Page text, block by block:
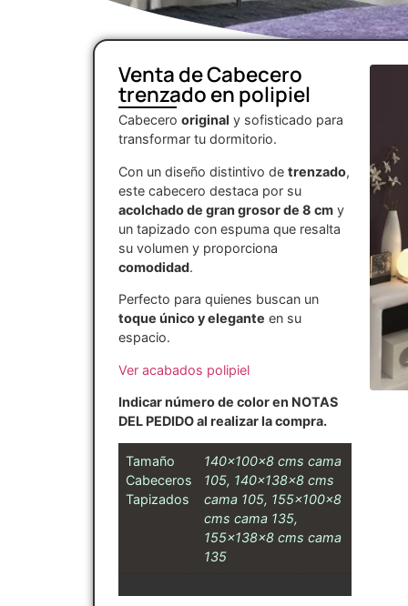
Venta de Cabecero
trenzado en polipiel
Cabecero original y sofisticado para
transformar tu dormitorio.
Con un diseño distintivo de trenzado,
este cabecero destaca por su
acolchado de gran grosor de 8 cm y
un tapizado con espuma que resalta
su volumen y proporciona
comodidad.
Perfecto para quienes buscan un
toque único y elegante en su
espacio.
Ver acabados polipiel
Indicar número de color en NOTAS
DEL PEDIDO al realizar la compra.
Tamaño
Cabeceros
Tapizados
140x100x8 cms cama
105, 140x138x8 cms
cama 105, 155x100x8
cms cama 135,
155x138x8 cms cama
135